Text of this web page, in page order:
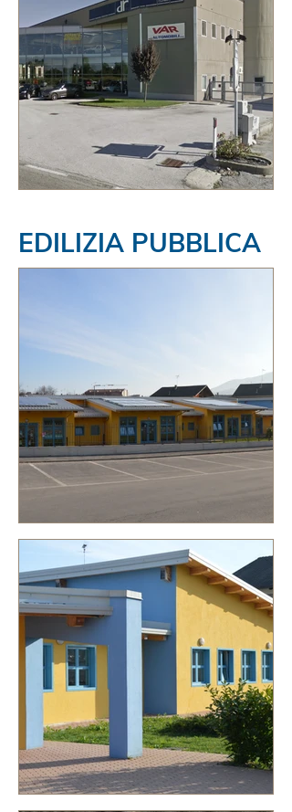
EDILIZIA PUBBLICA